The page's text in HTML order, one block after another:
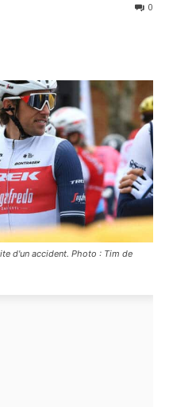
0
d'un accident. Photo : Tim de